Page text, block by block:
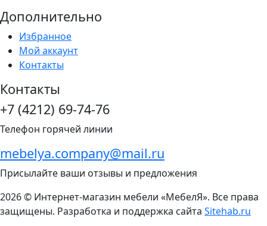
Дополнительно
Избранное
Мой аккаунт
Контакты
Контакты
+7 (4212) 69-74-76
Телефон горячей линии
mebelya.company@mail.ru
Присылайте ваши отзывы и предложения
2026 © Интернет-магазин мебели «МебелЯ». Все права
защищены. Разработка и поддержка сайта Sitehab.ru